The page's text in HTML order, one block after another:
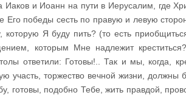
Иаков и Иоанн на пути в Иерусалим, где
Его победы сесть по правую и левую
которую Я буду пить? (то есть
которым Мне надлежит
ответили: Готовы!.. Так и мы, когда,
участь, торжество вечной жизни,
готовы, подобно Тебе, жить правдой,